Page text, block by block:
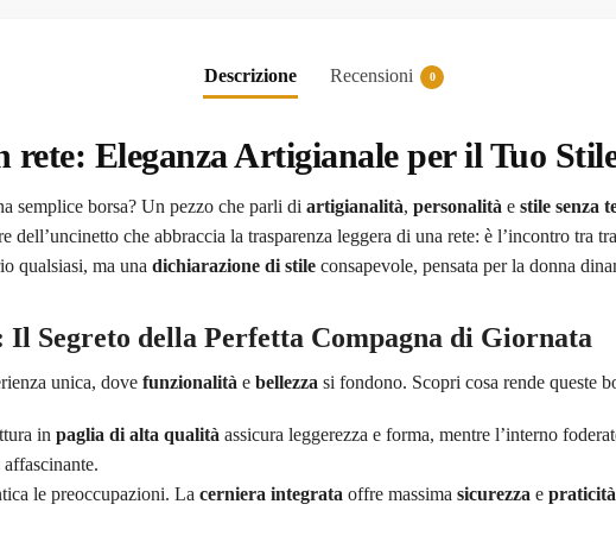
Descrizione Recensioni 0
rete: Eleganza Artigianale per il Tuo
semplice borsa? Un pezzo che parli di artigianalità, personalità e stile senza
dell’uncinetto che abbraccia la trasparenza leggera di una rete: è l’incontro tra
qualsiasi, ma una dichiarazione di stileconsapevole, pensata per la donna
Segreto della Perfetta Compagna di Giornata
unica, dove funzionalità e bellezza si fondono. Scopri cosa rende queste
in paglia di alta qualità assicura leggerezza e forma, mentre l’interno
le preoccupazioni. La cerniera integrata offre massima sicurezza e praticità